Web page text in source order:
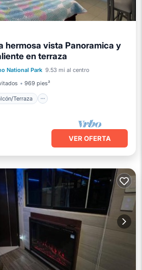
hermosa vista Panoramica y
en terraza
National Park 9.53 mi al centro
969 pies²
Terraza
Balcón/Terraza
Internet
VER OFERTA